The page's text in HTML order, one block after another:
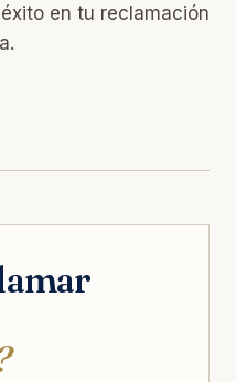
en tu reclamación